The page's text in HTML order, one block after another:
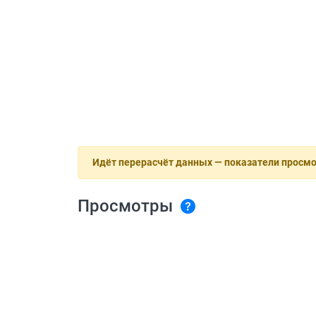
Идёт перерасчёт данных — показатели
Просмотры